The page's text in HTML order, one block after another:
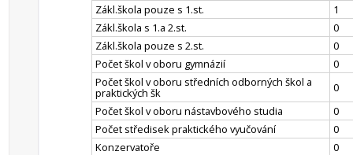
Zákl.škola pouze s 1.st.
1
Zákl.škola s 1.a 2.st.
0
Zákl.škola pouze s 2.st.
0
Počet škol v oboru gymnázií
0
Počet škol v oboru středních odborných škol a
praktických šk
0
Počet škol v oboru nástavbového studia
0
Počet středisek praktického vyučování
0
Konzervatoře
0